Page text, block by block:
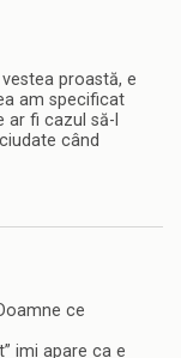
proastă, e
am specificat
ar fi cazul să-l
când
ce
imi apare ca e